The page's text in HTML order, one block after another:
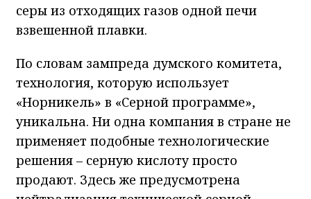
серы из отходящих газов одной печи
взвешенной плавки.
По словам зампреда думского комитета,
технология, которую использует
«Норникель» в «Серной программе»,
уникальна. Ни одна компания в стране не
применяет подобные технологические
решения – серную кислоту просто
продают. Здесь же предусмотрена